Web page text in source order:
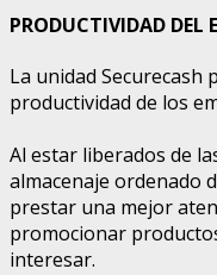
PRODUCTIVIDAD DEL
La unidad Securecash
productividad de los
Al estar liberados de
almacenaje ordenado
prestar una mejor
promocionar
interesar.